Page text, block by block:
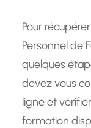
Pour
Personnel de
quelques
devez vous
ligne et
formation